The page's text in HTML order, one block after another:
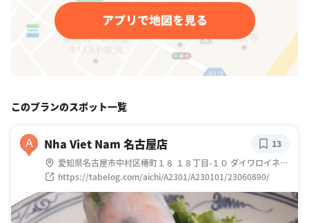
このプランのスポット一覧
A Nha Viet Nam 名古屋店
愛知県名古屋市中村区椿町１８ １８丁目-１０ ダイワロイネッ
トホテル名古屋太閤通口 1F
https://tabelog.com/aichi/A2301/A230101/23060890/
13